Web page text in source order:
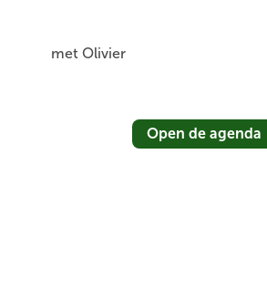
met Olivier
Open de agenda